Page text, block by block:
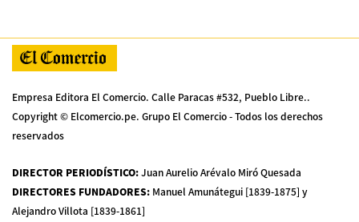
Empresa Editora El Comercio. Calle Paracas #532, Pueblo Libre..
Copyright © Elcomercio.pe. Grupo El Comercio - Todos los derechos
reservados
DIRECTOR PERIODÍSTICO:Juan Aurelio Arévalo Miró Quesada
DIRECTORES FUNDADORES: Manuel Amunátegui [1839-1875] y
Alejandro Villota [1839-1861]